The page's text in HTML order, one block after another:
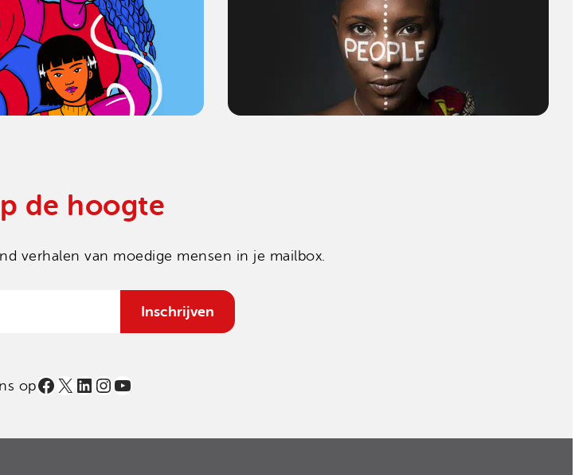
de hoogte
verhalen van moedige mensen in je mailbox.
Inschrijven
opFacebook
X LinkedIn
Instagram
YouTube